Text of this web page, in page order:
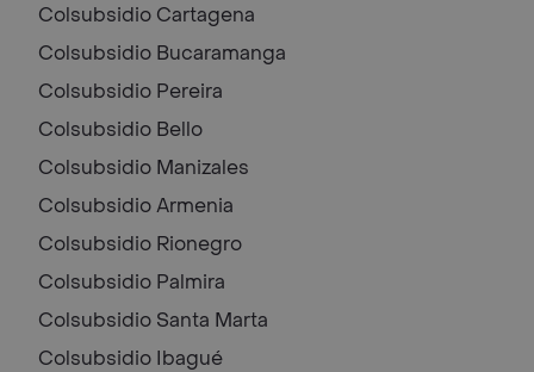
Colsubsidio Cartagena
Colsubsidio Bucaramanga
Colsubsidio Pereira
Colsubsidio Bello
Colsubsidio Manizales
ColsubsidioArmenia
Colsubsidio Rionegro
Colsubsidio Palmira
Colsubsidio Santa Marta
Colsubsidio Ibagué